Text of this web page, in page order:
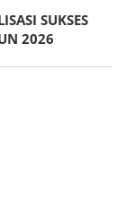
SUKSES
2026